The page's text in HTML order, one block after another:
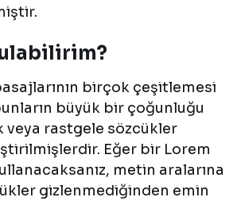
birçok çeşitlemesi
büyük bir çoğunluğu
veya rastgele sözcükler
Eğer bir Lorem
metin aralarına
gizlenmediğinden emin